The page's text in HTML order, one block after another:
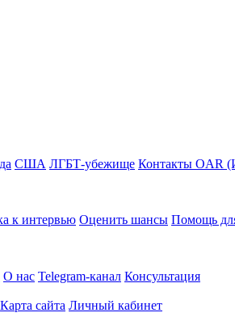
США ЛГБТ-убежище Контакты OAR
к интервью Оценить шансы Помощь
О нас Telegram-канал Консультация
Карта сайта Личный кабинет